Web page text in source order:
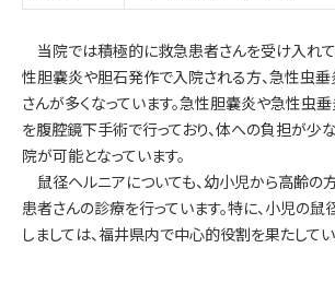
当院では積極的に救急患者さんを受け入れて
性胆嚢炎や胆石発作で入院される方、急性虫
さんが多くなっています。急性胆嚢炎や急性虫
を腹腔鏡下手術で行っており、体への負担が少
院が可能となっています。
鼠径ヘルニアについても、幼小児から高齢の
患者さんの診療を行っています。特に、小児の
しましては、福井県内で中心的役割を果たしてい